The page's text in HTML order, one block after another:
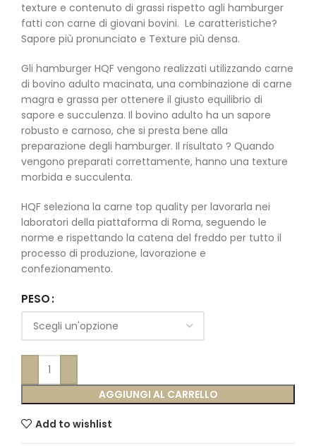
texture e contenuto di grassi rispetto agli hamburger
fatti con carne di giovani bovini. Le caratteristiche?
Sapore più pronunciato e Texture più densa.
Gli hamburger HQF vengono realizzati utilizzando carne
di bovino adulto macinata, una combinazione di carne
magra e grassa per ottenere il giusto equilibrio di
sapore e succulenza. Il bovino adulto ha un sapore
robusto e carnoso, che si presta bene alla
preparazione degli hamburger. Il risultato ? Quando
vengono preparati correttamente, hanno una texture
morbida e succulenta.
HQF seleziona la carne top quality per lavorarla nei
laboratori della piattaforma di Roma, seguendo le
norme e rispettando la catena del freddo per tutto il
processo di produzione, lavorazione e
confezionamento.
PESO
AGGIUNGI AL CARRELLO
Add to wishlist